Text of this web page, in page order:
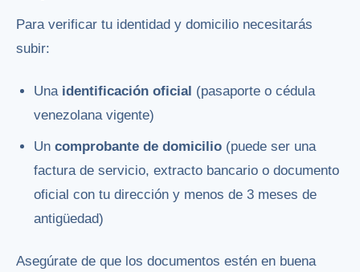
Para verificar tu identidad y domicilio necesitarás
subir:
Una identificación oficial (pasaporte o cédula
venezolana vigente)
Uncomprobante de domicilio (puede ser una
factura de servicio, extracto bancario o documento
oficial con tu dirección y menos de 3 meses de
antigüedad)
Asegúrate de que los documentos estén en buena